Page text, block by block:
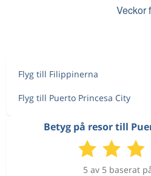
Flyg till Filippinerna
Flyg till Puerto Princesa City
Betyg på resor till
5 av 5 baserat